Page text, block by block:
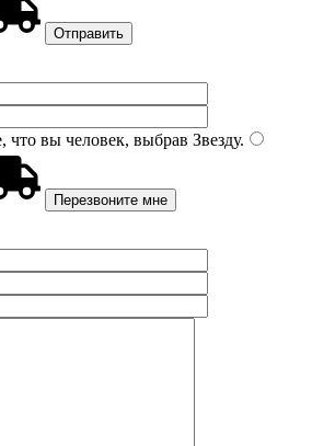
что вы человек, выбрав Звезду.